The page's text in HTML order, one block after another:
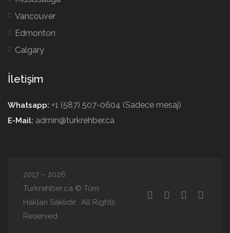
Vancouver
Edmonton
Calgary
İletişim
Whatsapp: +1 (587) 507-0604 (Sadece mesaj)
E-Mail: admin@turkrehber.ca
2017 – 2026
Turkrehber.ca © Tüm
Hakları Saklıdır. All Rights
Reserved.